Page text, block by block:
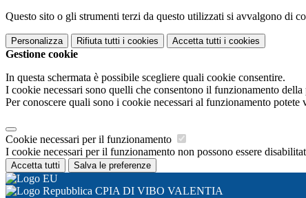
Questo sito o gli strumenti terzi da questo utilizzati si avvalgono di
Personalizza Rifiuta tutti i cookies Accetta tutti i cookies
Gestione cookie
In questa schermata è possibile scegliere quali cookie consentire.
I cookie necessari sono quelli che consentono il funzionamento
Per conoscere quali sono i cookie necessari al funzionamento potete
Cookie necessari per il funzionamento
I cookie necessari per il funzionamento non possono essere
Accetta tutti Salva le preferenze
CPIA DI VIBO VALENTIA